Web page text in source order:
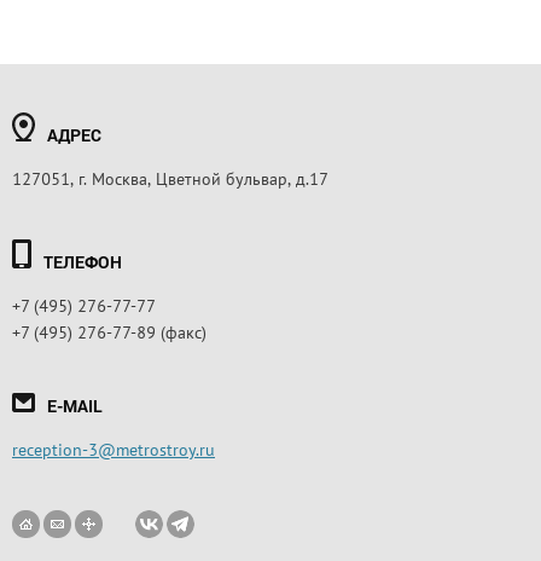
АДРЕС
127051, г. Москва, Цветной бульвар, д.17
ТЕЛЕФОН
+7 (495) 276-77-77
+7 (495) 276-77-89 (факс)
E-MAIL
reception-3@metrostroy.ru